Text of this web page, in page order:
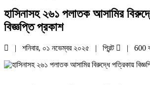
হাসিনাসহ ২৬১ পলাতক আসামির
বিজ্ঞপ্তি প্রকাশ
| শনিবার, ০১ নভেম্বর ২০২৫ | প্রিন্ট | 600